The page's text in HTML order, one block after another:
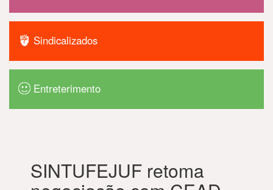
Sindicalizados
Entreterimento
SINTUFEJUF retoma